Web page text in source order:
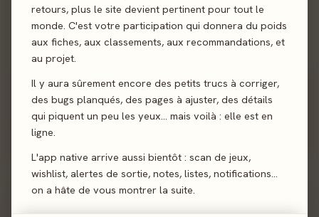
retours, plus le site devient pertinent pour tout le
monde. C'est votre participation qui donnera du poids
aux fiches, aux classements, aux recommandations, et
au projet.
Il y aura sûrement encore des petits trucs à corriger,
des bugs planqués, des pages à ajuster, des détails
qui piquent un peu les yeux… mais voilà : elle est en
ligne.
L'app native arrive aussi bientôt : scan de jeux,
wishlist, alertes de sortie, notes, listes, notifications…
on a hâte de vous montrer la suite.
Illustration Radja
Éditeur
02 - LE VERDICT